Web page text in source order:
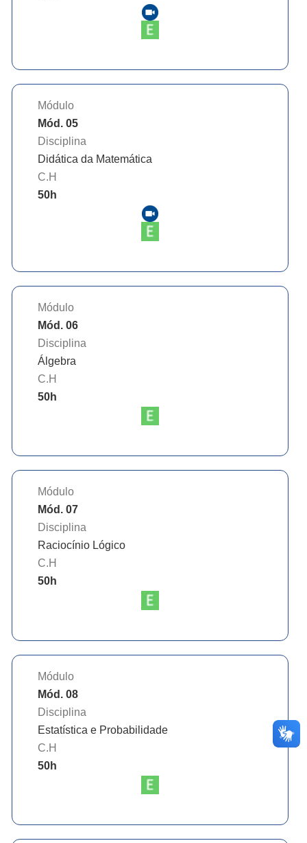
Módulo
Mód. 05
Disciplina
Didática da Matemática
C.H
50h
Módulo
Mód. 06
Disciplina
Álgebra
C.H
50h
Módulo
Mód. 07
Disciplina
Raciocínio Lógico
C.H
50h
Módulo
Mód. 08
Disciplina
Estatística e Probabilidade
C.H
50h